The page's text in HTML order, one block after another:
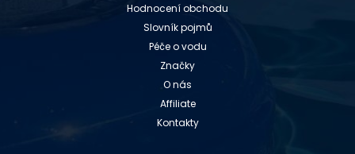
Hodnocení obchodu
Slovník pojmů
Péče o vodu
Značky
O nás
Affiliate
Kontakty